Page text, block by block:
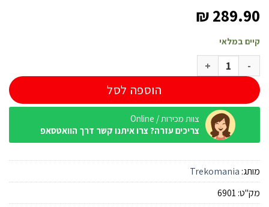
₪289.90
קיים במלאי
כמות של ערכת קפה עומר
הוספה לסל
צוות מכירות / Online
צריכים עזרה? צרו איתנו קשר דרך הוואטסאפ
מותג: Trekomania
מק"ט:6901